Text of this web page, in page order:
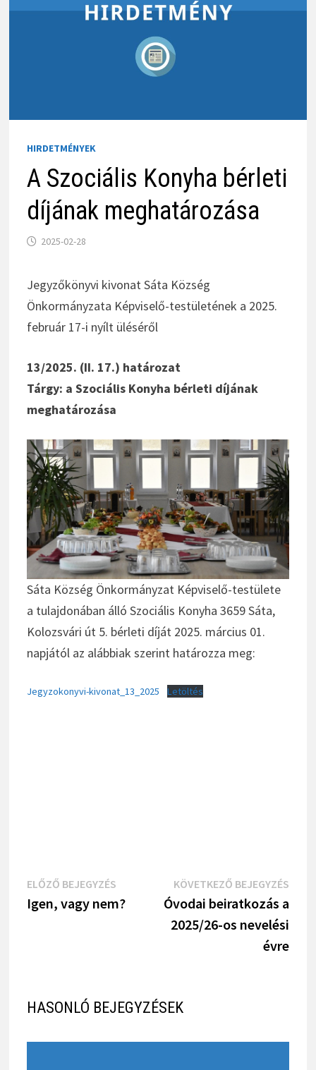
HIRDETMÉNYEK
A Szociális Konyha bérleti
díjának meghatározása
2025-02-28
Jegyzőkönyvi kivonat Sáta Község
Önkormányzata Képviselő-testületének a 2025.
február 17-i nyílt üléséről
13/2025. (II. 17.) határozat
Tárgy: a Szociális Konyha bérleti díjának
meghatározása
Sáta Község Önkormányzat Képviselő-testülete
a tulajdonában álló Szociális Konyha 3659 Sáta,
Kolozsvári út 5. bérleti díját 2025. március 01.
napjától az alábbiak szerint határozza meg:
Jegyzokonyvi-kivonat_13_2025 Letöltés
Bejegyzés
navigáció
ELŐZŐ BEJEGYZÉSPrevious
Post
Igen, vagy nem?
KÖVETKEZŐ BEJEGYZÉS
Óvodai beiratkozás a
2025/26-os nevelési
évre
HASONLÓ BEJEGYZÉSEK